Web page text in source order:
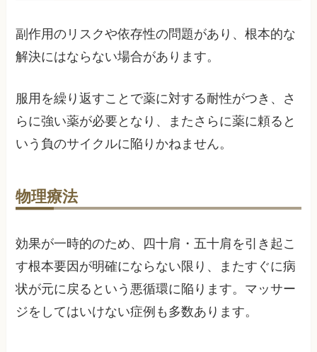
副作用のリスクや依存性の問題があり、根本的な
解決にはならない場合があります。
服用を繰り返すことで薬に対する耐性がつき、さ
らに強い薬が必要となり、またさらに薬に頼ると
いう負のサイクルに陥りかねません。
物理療法
効果が一時的のため、四十肩・五十肩を引き起こ
す根本要因が明確にならない限り、またすぐに病
状が元に戻るという悪循環に陥ります。マッサー
ジをしてはいけない症例も多数あります。